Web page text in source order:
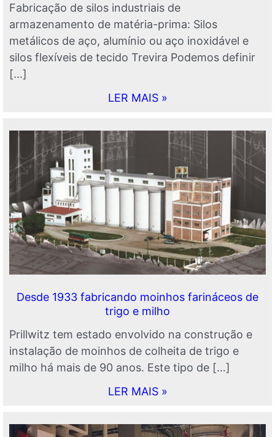
Fabricação de silos industriais de
armazenamento de matéria-prima: Silos
metálicos de aço, alumínio ou aço inoxidável e
silos flexíveis de tecido Trevira Podemos definir
[…]
LER MAIS »
Desde 1933 fabricando moinhos farináceos de
trigo e milho
Prillwitz tem estado envolvido na construção e
instalação de moinhos de colheita de trigo e
milho há mais de 90 anos. Este tipo de […]
LER MAIS »